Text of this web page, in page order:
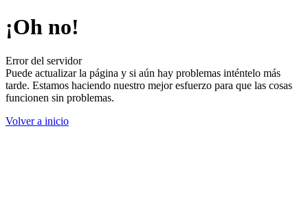
¡Oh no!
Error del servidor
Puede actualizar la página y si aún hay problemas inténtelo más
tarde. Estamos haciendo nuestro mejor esfuerzo para que las cosas
funcionen sin problemas.
Volver a inicio